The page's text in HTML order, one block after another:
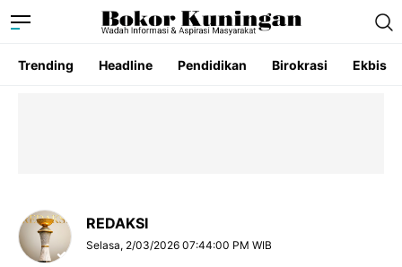
Trending Headline Pendidikan Birokrasi Ekbis
REDAKSI
Selasa, 2/03/2026 07:44:00 PM WIB